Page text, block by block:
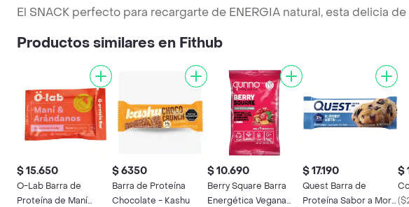
El SNACK perfecto para recargarte de ENERGIA natural, esta delicia
Productos similares en Fithub
$ 15.650
O-Lab Barra de
Proteína de Maní
$ 6350
Barra de Proteína
Chocolate - Kashu
$ 10.690
Berry Square Barra
Energética Vegana
$ 17.190
Quest Barra de
Proteína Sabor a Mora
$
(